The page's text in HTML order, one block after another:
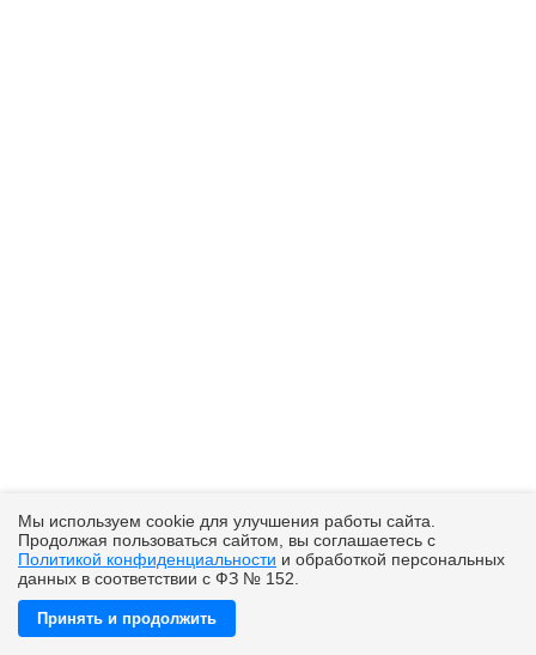
Мы используем cookie для улучшения работы сайта.
Продолжая пользоваться сайтом, вы соглашаетесь с
Политикой конфиденциальности и обработкой персональных
данных в соответствии с ФЗ № 152.
Принять и продолжить